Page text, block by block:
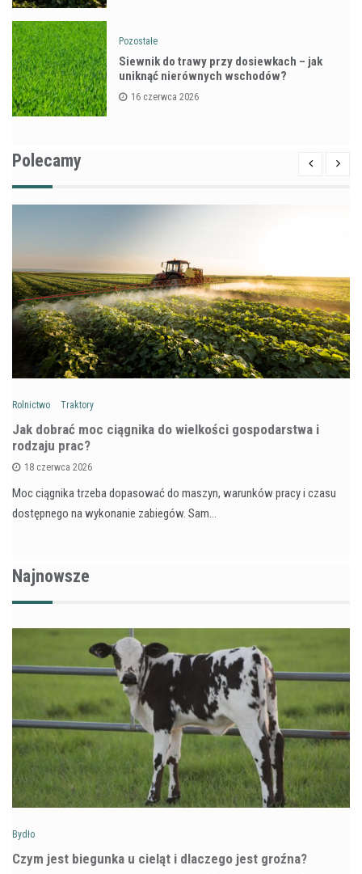
Pozostałe
Siewnik do trawy przy dosiewkach – jak
uniknąć nierównych wschodów?
16 czerwca 2026
Polecamy
Rolnictwo Traktory
Jak dobrać moc ciągnika do wielkości gospodarstwa i
rodzaju prac?
18 czerwca 2026
Moc ciągnika trzeba dopasować do maszyn, warunków pracy i czasu
dostępnego na wykonanie zabiegów. Sam…
Najnowsze
Bydło
Czym jest biegunka u cieląt i dlaczego jest groźna?